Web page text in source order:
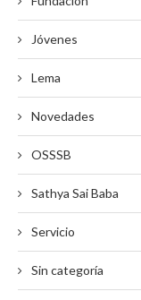
Jóvenes
Lema
Novedades
OSSSB
Sathya Sai Baba
Servicio
Sin categoría